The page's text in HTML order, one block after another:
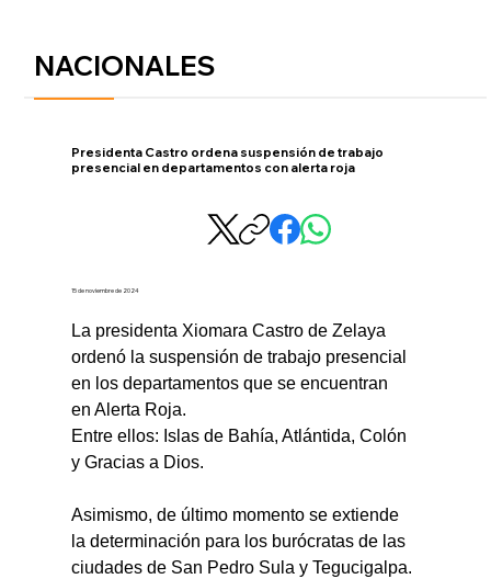
NACIONALES
Presidenta Castro ordena suspensión de trabajo
presencial en departamentos con alerta roja
15 de noviembre de 2024
La presidenta Xiomara Castro de Zelaya
ordenó la suspensión de trabajo presencial
en los departamentos que se encuentran
en Alerta Roja.
Entre ellos: Islas de Bahía, Atlántida, Colón
y Gracias a Dios.
Asimismo, de último momento se extiende
la determinación para los burócratas de las
ciudades de San Pedro Sula y Tegucigalpa.